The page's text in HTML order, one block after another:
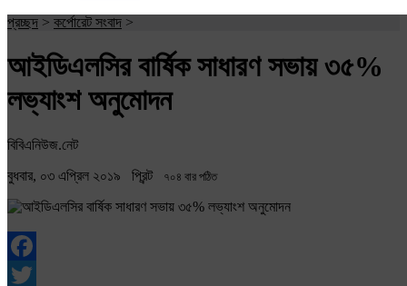
প্রচ্ছদ > কর্পোরেট সংবাদ >
আইডিএলসির বার্ষিক সাধারণ সভায় ৩৫%
লভ্যাংশ অনুমোদন
বিবিএনিউজ.নেট
বুধবার, ০৩ এপ্রিল ২০১৯ প্রিন্ট ৭০৪ বার পঠিত
Facebook